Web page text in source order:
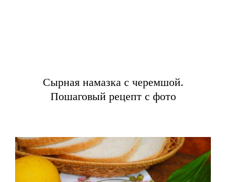
Сырная намазка с черемшой.
Пошаговый рецепт с фото